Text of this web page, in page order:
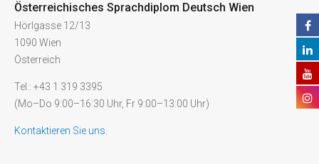
Österreichisches Sprachdiplom Deutsch Wien
Hörlgasse 12/13
1090 Wien
Österreich
Tel.: +43 1 319 3395
(Mo–Do 9:00–16:30 Uhr, Fr 9:00–13:00 Uhr)
Kontaktieren Sie uns.